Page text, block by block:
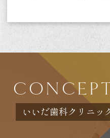
て、上記の通り診
ただきます。
患者様にはご不便
が、より良い医療
ッフ一同努めてまい
解とご協力のほど
いいだ歯科クリニッ